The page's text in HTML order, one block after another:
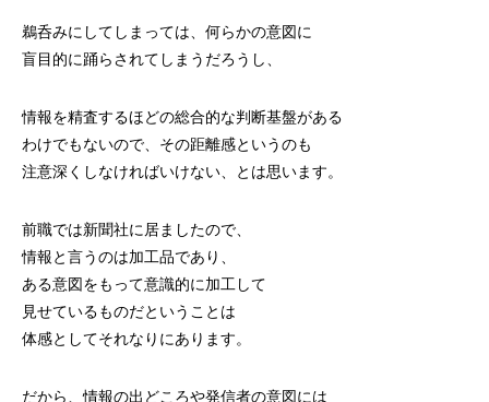
鵜呑みにしてしまっては、何らかの意図に
盲目的に踊らされてしまうだろうし、
情報を精査するほどの総合的な判断基盤がある
わけでもないので、その距離感というのも
注意深くしなければいけない、とは思います。
前職では新聞社に居ましたので、
情報と言うのは加工品であり、
ある意図をもって意識的に加工して
見せているものだということは
体感としてそれなりにあります。
だから、情報の出どころや発信者の意図には